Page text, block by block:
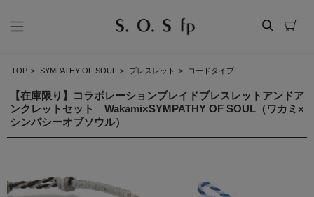
TOP > SYMPATHY OF SOUL > ブレスレット > コードタイプ
【在庫限り】コラボレーションブレイドブレスレットアンドア
ンクレットセット Wakami×SYMPATHY OF SOUL（ワカミ×
シンパシーオブソウル）